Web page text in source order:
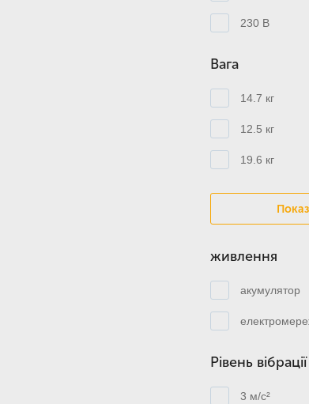
230 В
Вага
14.7 кг
12.5 кг
19.6 кг
живлення
акумулятор
Рівень вібрації
3 м/с²